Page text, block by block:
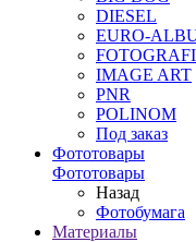
DIESEL
EURO-
IMAGE ART
PNR
POLINOM
Под заказ
Фототовары
Фототовары
Назад
Фотобумага
Материалы